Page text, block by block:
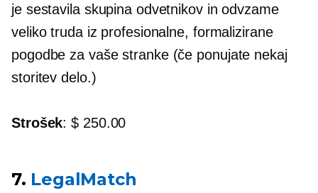
je sestavila skupina odvetnikov in odvzame
veliko truda iz profesionalne, formalizirane
pogodbe za vaše stranke (če ponujate nekaj
storitev delo.)
Strošek: $ 250.00
7. LegalMatch